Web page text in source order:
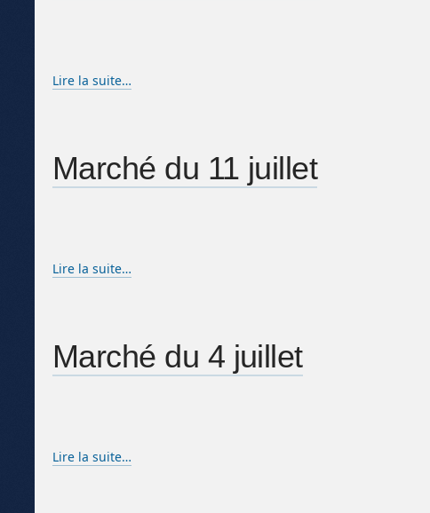
Lire la suite…
Marché du 11 juillet
Lire la suite…
Marché du 4 juillet
Lire la suite…